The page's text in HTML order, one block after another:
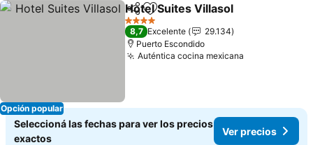
Opción popular
CompartirAñadir a favoritos
Hotel Suites Villasol
4 Estrellas
8,7 Excelente
29.134
Puerto Escondido
Auténtica cocina mexicana
Seleccioná las fechas para ver los precios
exactos
Ver precios